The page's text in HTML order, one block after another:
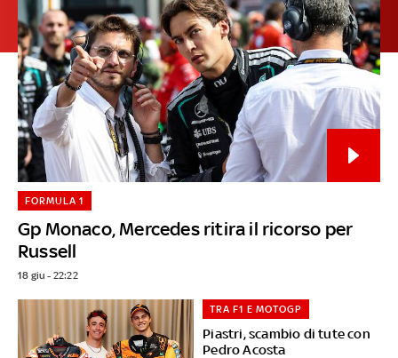
Gp Monaco, Mercedes ritira il ricorso per
Russell
FORMULA 1
18 giu - 22:22
Piastri, scambio di tute con
Pedro Acosta
TRA F1 E MOTOGP